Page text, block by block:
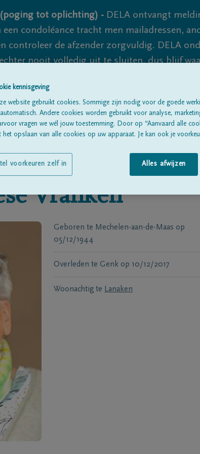
tot oplichting) - DELA ontvangt
condoléance tracht men mailadressen,
controleer de afzender zorgvuldig. DELA
nooit volledig uit te sluiten, dus blijf
Alle
Vranken
Geboren te Mechelen-aan-de-Maas op
05/12/1944
Overleden te Genk op 10/12/2017
Woonachtig te Lanaken
kennisgeving
website gebruikt cookies. Sommige zijn nodig voor de goede
Andere cookies worden gebruikt voor analyse,
vragen we wél jouw toestemming. Door op “Aanvaard alle
het opslaan van alle cookies op uw apparaat. Je kan ook je
Alles afwijzen
voorkeuren zelf in